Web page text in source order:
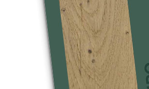
MODERNO
GINEVRA
LAURA
AIDA
LICIA
LOLA
OLIVIA
AGATA
MADÌ